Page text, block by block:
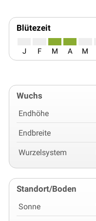
Blütezeit
J F M A M
Wuchs
Endhöhe
Endbreite
Wurzelsystem
Standort/Boden
Sonne